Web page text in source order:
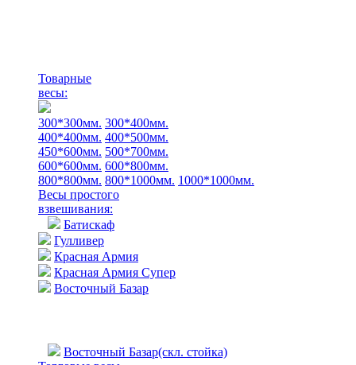
Товарные
весы:
300*300мм. 300*400мм.
400*400мм. 400*500мм.
450*600мм. 500*700мм.
600*600мм. 600*800мм.
800*800мм. 800*1000мм. 1000*1000мм.
Весы простого
взвешивания:
Батискаф
Гулливер
Красная Армия
Красная Армия Супер
Восточный Базар
Восточный Базар(скл. стойка)